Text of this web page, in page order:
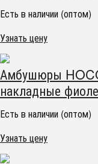
Есть в наличии (оптом)
Узнать цену
Амбушюры
накладные
Есть в наличии (оптом)
Узнать цену